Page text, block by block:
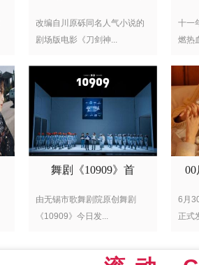
改编自川原砾同名人气小说的
剧场版电影《刀剑神...
十一
燃热
舞剧《10909》首
由无锡市歌舞剧院原创舞剧
《10909》今日发...
6月
正式